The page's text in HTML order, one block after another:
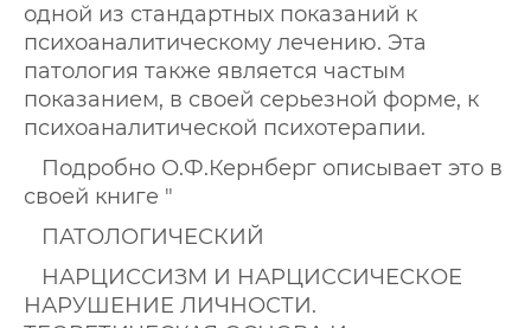
одной из стандартных показаний к
психоаналитическому лечению. Эта
патология также является частым
показанием, в своей серьезной форме, к
психоаналитической психотерапии.
Подробно О.Ф.Кернберг описывает это в
своей книге "
ПАТОЛОГИЧЕСКИЙ
НАРЦИССИЗМ И НАРЦИССИЧЕСКОЕ
НАРУШЕНИЕ ЛИЧНОСТИ.